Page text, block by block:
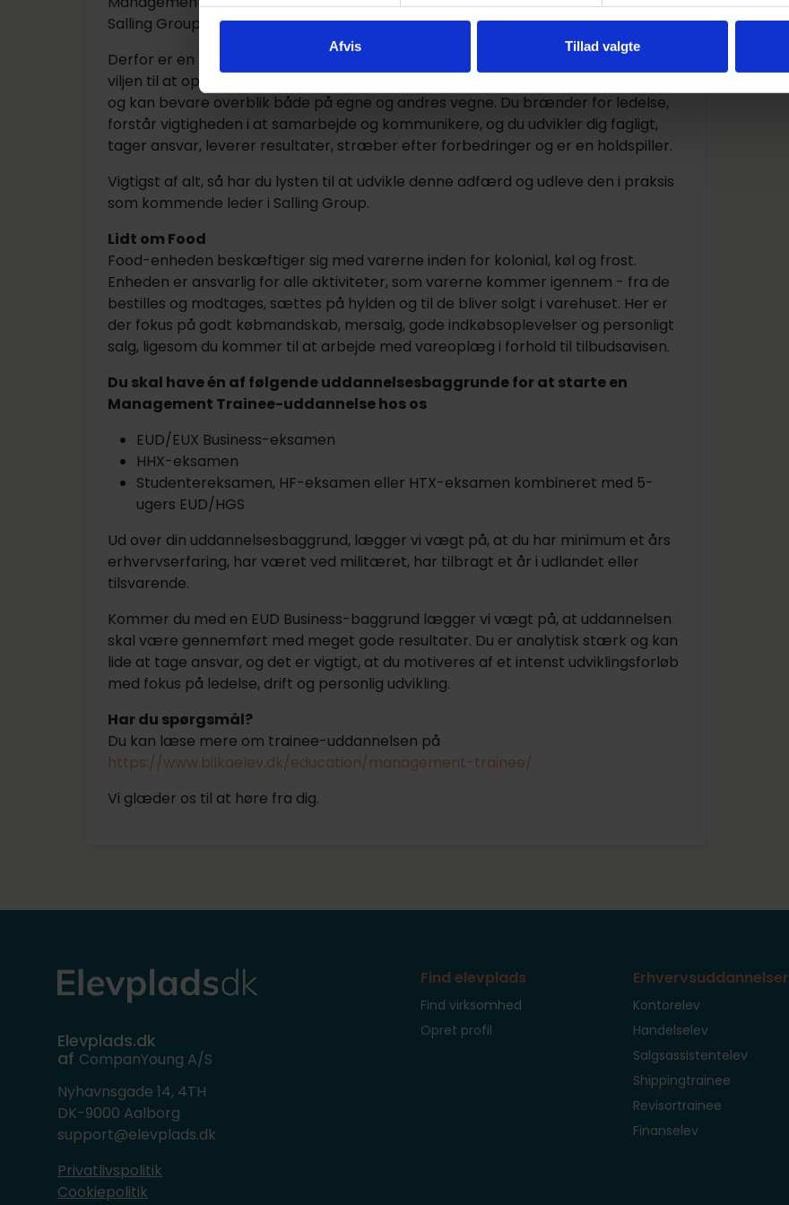
Afvis Tillad valgte
Salling Group.
Derfor er en Management Trainee i Salling Group især kendetegnet ved at have
viljen til at opnå mere, og du har et vinderinstinkt, men besidder samtidig empati
og kan bevare overblik både på egne og andres vegne. Du brænder for ledelse,
forstår vigtigheden i at samarbejde og kommunikere, og du udvikler dig fagligt,
tager ansvar, leverer resultater, stræber efter forbedringer og er en holdspiller.
Vigtigst af alt, så har du lysten til at udvikle denne adfærd og udleve den i praksis
som kommende leder i Salling Group.
Lidt om Food
Food-enheden beskæftiger sig med varerne inden for kolonial, køl og frost.
Enheden er ansvarlig for alle aktiviteter, som varerne kommer igennem - fra de
bestilles og modtages, sættes på hylden og til de bliver solgt i varehuset. Her er
der fokus på godt købmandskab, mersalg, gode indkøbsoplevelser og personligt
salg, ligesom du kommer til at arbejde med vareoplæg i forhold til tilbudsavisen.
Du skal have én af følgende uddannelsesbaggrunde for at starte en
Management Trainee-uddannelse hos os
EUD/EUX Business-eksamen
HHX-eksamen
Studentereksamen, HF-eksamen eller HTX-eksamen kombineret med 5-
ugers EUD/HGS
Ud over din uddannelsesbaggrund, lægger vi vægt på, at du har minimum et års
erhvervserfaring, har været ved militæret, har tilbragt et år i udlandet eller
tilsvarende.
Kommer du med en EUD Business-baggrund lægger vi vægt på, at uddannelsen
skal være gennemført med meget gode resultater. Du er analytisk stærk og kan
lide at tage ansvar, og det er vigtigt, at du motiveres af et intenst udviklingsforløb
med fokus på ledelse, drift og personlig udvikling.
Har du spørgsmål?
Du kan læse mere om trainee-uddannelsen på
https://www.bilkaelev.dk/education/management-trainee/
Vi glæder os til at høre fra dig.
Elevplads.dk
af CompanYoung A/S
Nyhavnsgade 14, 4TH
DK-9000 Aalborg
support@elevplads.dk
Privatlivspolitik
Cookiepolitik
Find elevplads
Find virksomhed
Opret profil
Erhvervsuddannelser
Kontorelev
Handelselev
Salgsassistentelev
Shippingtrainee
Revisortrainee
Finanselev